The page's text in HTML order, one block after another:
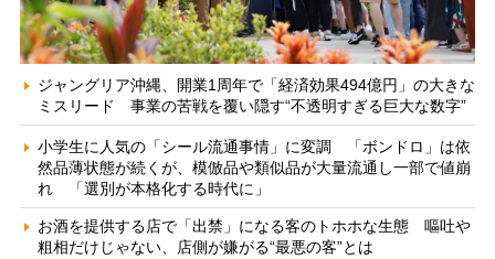
ジャングリア沖縄、開業1周年で「経済効果494億円」の大きな
ミスリード 事業の苦戦を覆い隠す“不透明すぎる巨大な数字”
小学生に人気の「シール流通事情」に変調 「ボンドロ」は依
然品薄状態が続くが、模倣品や類似品が大量流通し一部で値崩
れ 「選別が本格化する時代に」
お酒を提供する店で「出禁」になる客のトホホな生態 嘔吐や
粗相だけじゃない、店側が嫌がる“最悪の客”とは